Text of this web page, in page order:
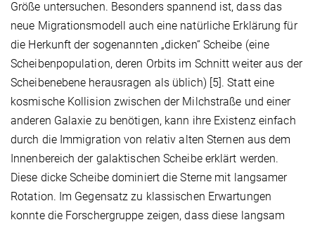
Größe untersuchen. Besonders spannend ist, dass das
neue Migrationsmodell auch eine natürliche Erklärung für
die Herkunft der sogenannten „dicken“ Scheibe (eine
Scheibenpopulation, deren Orbits im Schnitt weiter aus der
Scheibenebene herausragen als üblich) [5]. Statt eine
kosmische Kollision zwischen der Milchstraße und einer
anderen Galaxie zu benötigen, kann ihre Existenz einfach
durch die Immigration von relativ alten Sternen aus dem
Innenbereich der galaktischen Scheibe erklärt werden.
Diese dicke Scheibe dominiert die Sterne mit langsamer
Rotation. Im Gegensatz zu klassischen Erwartungen
konnte die Forschergruppe zeigen, dass diese langsam